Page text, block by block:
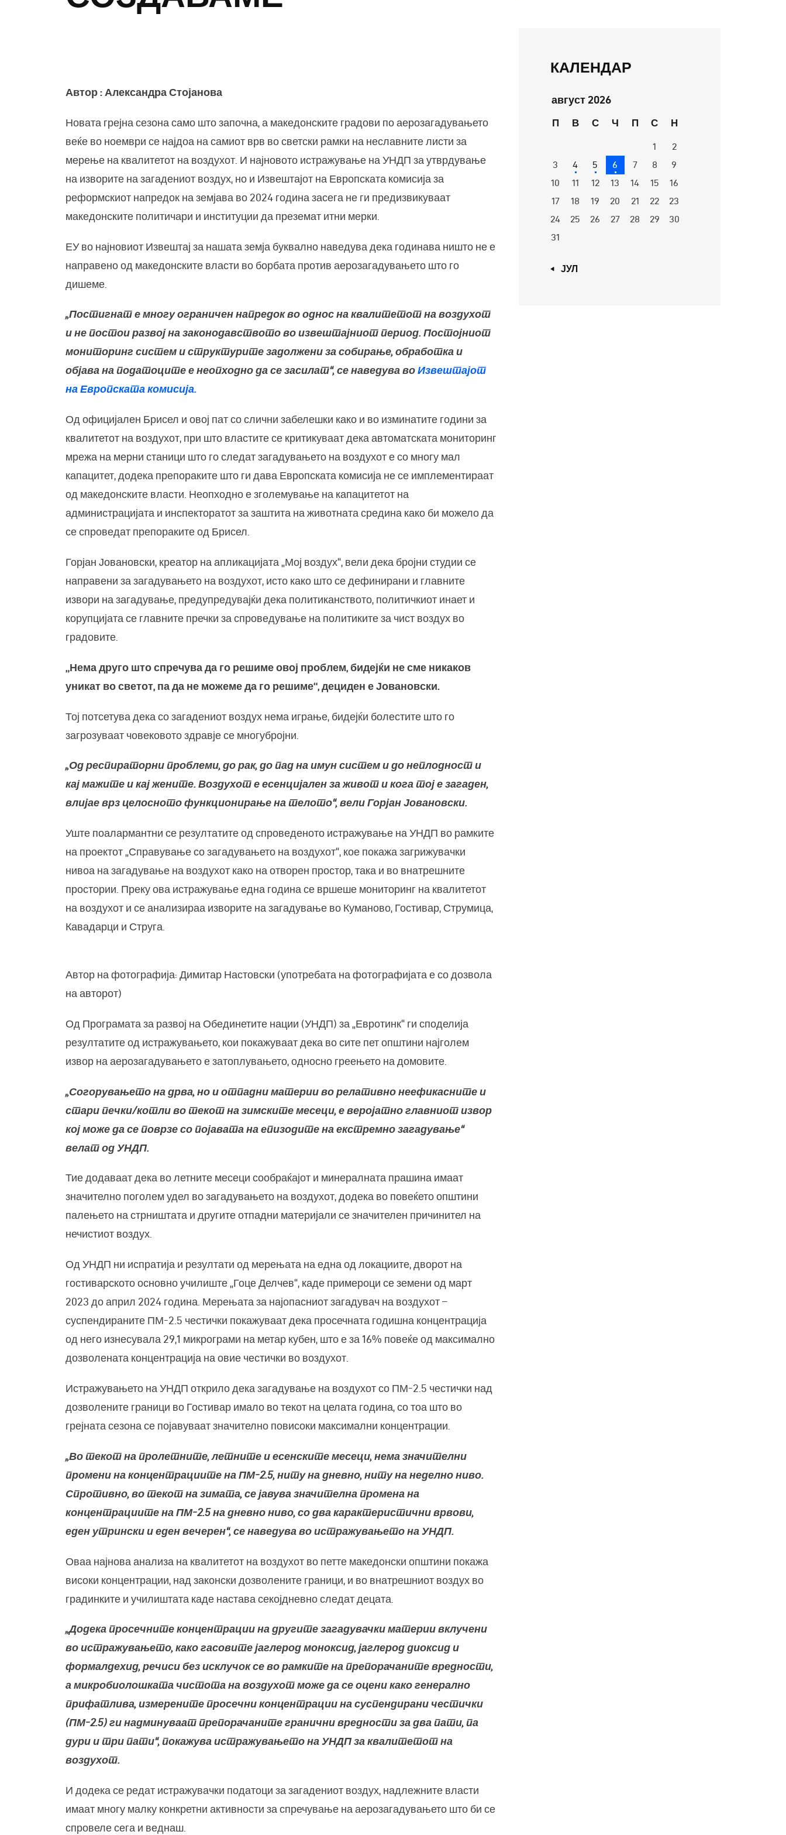
Автор : Александра Стојанова
Новата грејна сезона само што започна, а македонските градови по аерозагадувањето
веќе во ноември се најдоа на самиот врв во светски рамки на неславните листи за
мерење на квалитетот на воздухот. И најновото истражување на УНДП за утврдување
на изворите на загадениот воздух, но и Извештајот на Европската комисија за
реформскиот напредок на земјава во 2024 година засега не ги предизвикуваат
македонските политичари и институции да преземат итни мерки.
ЕУ во најновиот Извештај за нашата земја буквално наведува дека годинава ништо не е
направено од македонските власти во борбата против аерозагадувањето што го
дишеме.
„Постигнат е многу ограничен напредок во однос на квалитетот на воздухот
и не постои развој на законодавството во извештајниот период. Постојниот
мониторинг систем и структурите задолжени за собирање, обработка и
објава на податоците е неопходно да се засилат“, се наведува во Извештајот
на Европската комисија.
Од официјален Брисел и овој пат со слични забелешки како и во изминатите години за
квалитетот на воздухот, при што властите се критикуваат дека автоматската мониторинг
мрежа на мерни станици што го следат загадувањето на воздухот е со многу мал
капацитет, додека препораките што ги дава Европската комисија не се имплементираат
од македонските власти. Неопходно е зголемување на капацитетот на
администрацијата и инспекторатот за заштита на животната средина како би можело да
се спроведат препораките од Брисел.
Горјан Јовановски, креатор на апликацијата „Мој воздух“, вели дека бројни студии се
направени за загадувањето на воздухот, исто како што се дефинирани и главните
извори на загадување, предупредувајќи дека политиканството, политичкиот инает и
корупцијата се главните пречки за спроведување на политиките за чист воздух во
градовите.
„Нема друго што спречува да го решиме овој проблем, бидејќи не сме никаков
уникат во светот, па да не можеме да го решиме“, дециден е Јовановски.
Тој потсетува дека со загадениот воздух нема играње, бидејќи болестите што го
загрозуваат човековото здравје се многубројни.
„Од респираторни проблеми, до рак, до пад на имун систем и до неплодност и
кај мажите и кај жените. Воздухот е есенцијален за живот и кога тој е загаден,
влијае врз целосното функционирање на телото“, вели Горјан Јовановски.
Уште поалармантни се резултатите од спроведеното истражување на УНДП во рамките
на проектот „Справување со загадувањето на воздухот“, кое покажа загрижувачки
нивоа на загадување на воздухот како на отворен простор, така и во внатрешните
простории. Преку ова истражување една година се вршеше мониторинг на квалитетот
на воздухот и се анализираа изворите на загадување во Куманово, Гостивар, Струмица,
Кавадарци и Струга.
Автор на фотографија: Димитар Настовски (употребата на фотографијата е со дозвола
на авторот)
Од Програмата за развој на Обединетите нации (УНДП) за „Евротинк“ ги споделија
резултатите од истражувањето, кои покажуваат дека во сите пет општини најголем
извор на аерозагадувањето е затоплувањето, односно греењето на домовите.
„Согорувањето на дрва, но и отпадни материи во релативно неефикасните и
стари печки/котли во текот на зимските месеци, е веројатно главниот извор
кој може да се поврзе со појавата на епизодите на екстремно загадување“
велат од УНДП.
Тие додаваат дека во летните месеци сообраќајот и минералната прашина имаат
значително поголем удел во загадувањето на воздухот, додека во повеќето општини
палењето на стрништата и другите отпадни материјали се значителен причинител на
нечистиот воздух.
Од УНДП ни испратија и резултати од мерењата на една од локациите, дворот на
гостиварското основно училиште „Гоце Делчев“, каде примероци се земени од март
2023 до април 2024 година. Мерењата за најопасниот загадувач на воздухот –
суспендираните ПМ-2.5 честички покажуваат дека просечната годишна концентрација
од него изнесувала 29,1 микрограми на метар кубен, што е за 16% повеќе од максимално
дозволената концентрација на овие честички во воздухот.
Истражувањето на УНДП открило дека загадување на воздухот со ПМ-2.5 честички над
дозволените граници во Гостивар имало во текот на целата година, со тоа што во
грејната сезона се појавуваат значително повисоки максимални концентрации.
„Во текот на пролетните, летните и есенските месеци, нема значителни
промени на концентрациите на ПМ-2.5, ниту на дневно, ниту на неделно ниво.
Спротивно, во текот на зимата, се јавува значителна промена на
концентрациите на ПМ-2.5 на дневно ниво, со два карактеристични врвови,
еден утрински и еден вечерен“, се наведува во истражувањето на УНДП.
Оваа најнова анализа на квалитетот на воздухот во петте македонски општини покажа
високи концентрации, над законски дозволените граници, и во внатрешниот воздух во
градинките и училиштата каде настава секојдневно следат децата.
„Додека просечните концентрации на другите загадувачки материи вклучени
во истражувањето, како гасовите јаглерод моноксид, јаглерод диоксид и
формалдехид, речиси без исклучок се во рамките на препорачаните вредности,
а микробиолошката чистота на воздухот може да се оцени како генерално
прифатлива, измерените просечни концентрации на суспендирани честички
(ПМ-2.5) ги надминуваат препорачаните гранични вредности за два пати, па
дури и три пати“, покажува истражувањето на УНДП за квалитетот на
воздухот.
И додека се редат истражувачки податоци за загадениот воздух, надлежните власти
имаат многу малку конкретни активности за спречување на аерозагадувањето што би се
спровеле сега и веднаш.
КАЛЕНДАР
август 2026
П В С Ч П С Н
1
2
3
4 5 6 7 8
9
10
11 12 13 14 15
16
17
18 19 20 21 22
23
24
25 26 27 28 29
30
31
« ЈУЛ